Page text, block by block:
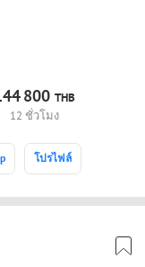
800THB
12 ชั่วโมง
โปรไฟล์